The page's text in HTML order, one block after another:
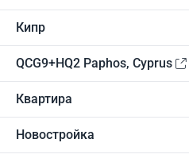
Кипр
QCG9+HQ2 Paphos, Cyprus
Квартира
Новостройка